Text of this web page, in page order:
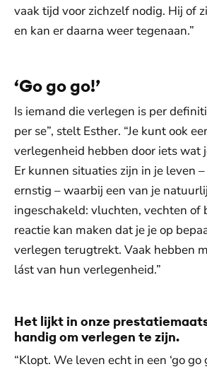
vaak tijd voor zichzelf nodig. Hij of
en kan er daarna weer tegenaan.”
‘Go go go!’
Is iemand die verlegen is per
per se”, stelt Esther. “Je kunt ook
verlegenheid hebben door iets wat
Er kunnen situaties zijn in je leven
ernstig – waarbij een van je
ingeschakeld: vluchten, vechten of
reactie kan maken dat je je op
verlegen terugtrekt. Vaak hebben
lást van hun verlegenheid.”
Het lijkt in onze
handig om verlegen te zijn.
“Klopt. We leven echt in een ‘go go